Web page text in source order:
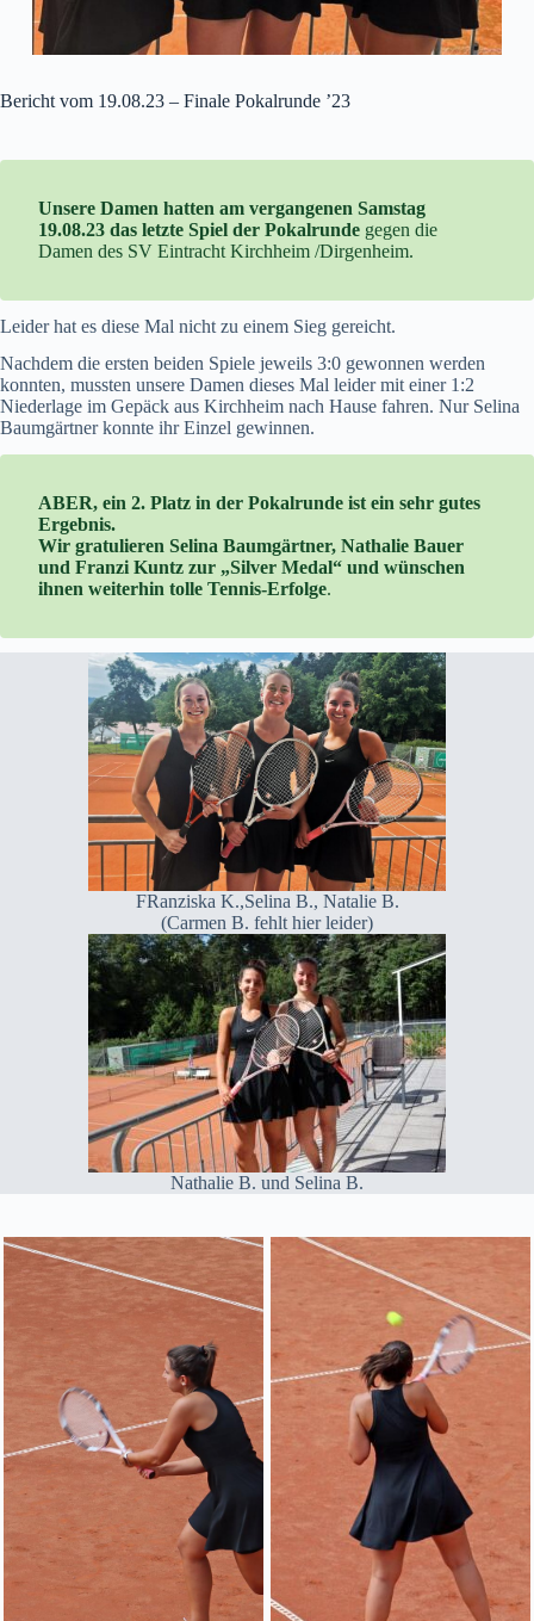
Bericht vom 19.08.23 – Finale Pokalrunde ’23
Unsere Damen hatten am vergangenen Samstag
19.08.23 das letzte Spiel der Pokalrunde gegen die
Damen des SV Eintracht Kirchheim /Dirgenheim.
Leider hat es diese Mal nicht zu einem Sieg gereicht.
Nachdem die ersten beiden Spiele jeweils 3:0 gewonnen werden
konnten, mussten unsere Damen dieses Mal leider mit einer 1:2
Niederlage im Gepäck aus Kirchheim nach Hause fahren. Nur Selina
Baumgärtner konnte ihr Einzel gewinnen.
ABER, ein 2. Platz in der Pokalrunde ist ein sehr gutes
Ergebnis.
Wir gratulieren Selina Baumgärtner, Nathalie Bauer
und Franzi Kuntz zur „Silver Medal“ und wünschen
ihnen weiterhin tolle Tennis-Erfolge.
FRanziska K.,Selina B., Natalie B.
(Carmen B. fehlt hier leider)
Nathalie B. und Selina B.